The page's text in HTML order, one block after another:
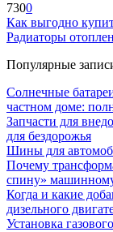
7300
Как выгодно
Радиаторы
Популярные
Солнечные
частном доме:
Запчасти для
для бездорожья
Шины для
Почему
спину»
Когда и какие
дизельного
Установка